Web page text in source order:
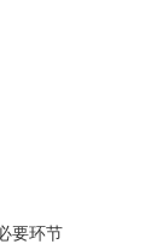
要环节